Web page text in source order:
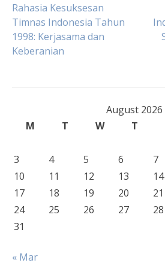
Post
navigation
Rahasia Kesuksesan
Timnas Indonesia Tahun
1998: Kerjasama dan
Keberanian
August 2026
M
T W T
3
4 5 6 7
10
11 12 13 14
17
18 19 20 21
24
25 26 27 28
31
« Mar